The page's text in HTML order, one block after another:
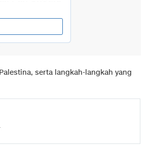
serta langkah-langkah yang